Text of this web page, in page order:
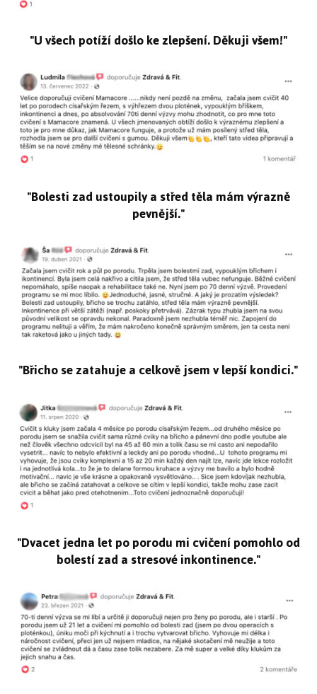
"U všech potíží došlo ke zlepšení. Děkuji všem!"
"Bolesti zad ustoupily a střed těla mám výrazně
pevnější."
"Břicho se zatahuje a celkově jsem v lepší kondici."
"Dvacet jedna let po porodu mi cvičení pomohlo od
bolestí zad a stresové inkontinence."